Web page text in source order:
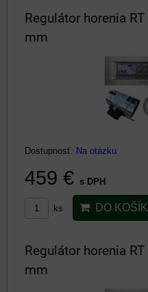
Regulátor horenia
mm
Dostupnosť: Na otázku
459 € s DPH
ks DO
Regulátor horenia
mm